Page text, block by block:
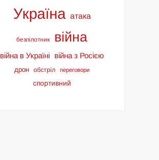
Україна атака
безпілотник війна
війна в Україні війна з Росією
дрон обстріл переговори
спортивний